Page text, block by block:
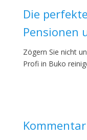
Die
Pensionen
Zögern Sie nicht
Profi in Buko